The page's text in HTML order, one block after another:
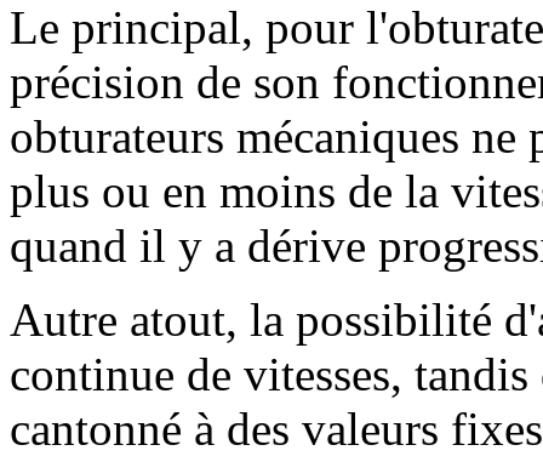
Le principal, pour
précision de son
obturateurs mécaniques
plus ou en moins de la
quand il y a dérive
Autre atout, la possibilité
continue de vitesses,
cantonné à des valeurs